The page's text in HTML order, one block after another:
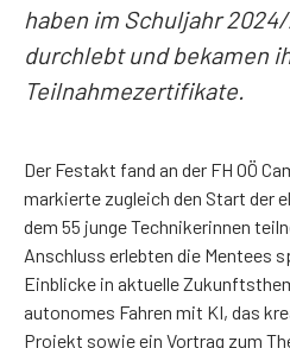
haben im Schuljahr
durchlebt und bekamen
Teilnahmezertifikate.
Der Festakt fand an der FH OÖ
markierte zugleich den Start der
dem 55 junge Technikerinnen
Anschluss erlebten die Mentees
Einblicke in aktuelle
autonomes Fahren mit KI, das
Projekt sowie ein Vortrag zum